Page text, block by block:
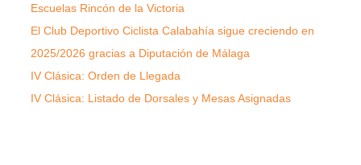
Escuelas Rincón de la Victoria
El Club Deportivo Ciclista Calabahía sigue creciendo en
2025/2026 gracias a Diputación de Málaga
IV Clásica: Orden de Llegada
IV Clásica: Listado de Dorsales y Mesas Asignadas